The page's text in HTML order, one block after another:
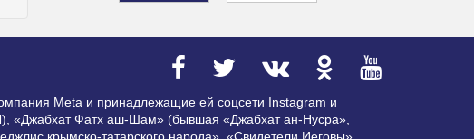
Meta и принадлежащие ей соцсети Instagram и
«Джабхат Фатх аш-Шам» (бывшая «Джабхат ан-Нусра»,
крымско-татарского народа», «Свидетели Иеговы»,